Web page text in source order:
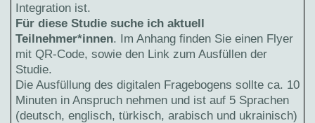
Integration ist.
Für diese Studie suche ich aktuell
Teilnehmer*innen. Im Anhang finden Sie einen Flyer
mit QR-Code, sowie den Link zum Ausfüllen der
Studie.
Die Ausfüllung des digitalen Fragebogens sollte ca. 10
Minuten in Anspruch nehmen und ist auf 5 Sprachen
(deutsch, englisch, türkisch, arabisch und ukrainisch)